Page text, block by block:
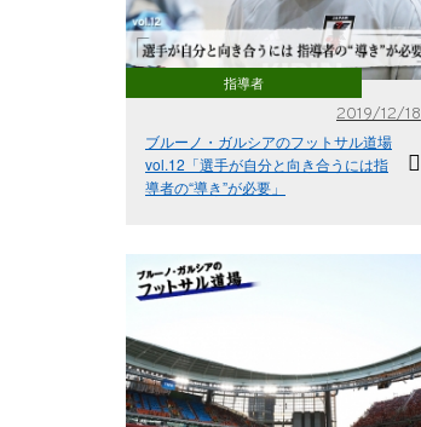
指導者
2019/12/18
ブルーノ・ガルシアのフットサル道場
vol.12「選手が自分と向き合うには指
導者の“導き”が必要」